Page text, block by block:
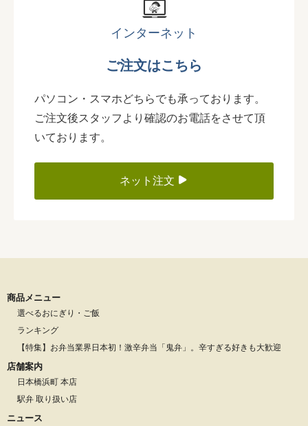
インターネット
ご注文はこちら
パソコン・スマホどちらでも承っております。
ご注文後スタッフより確認のお電話をさせて頂
いております。
ネット注文
商品メニュー
選べるおにぎり・ご飯
ランキング
【特集】お弁当業界日本初！激辛弁当「鬼弁」。辛すぎる好きも大歓迎
店舗案内
日本橋浜町 本店
駅弁 取り扱い店
ニュース